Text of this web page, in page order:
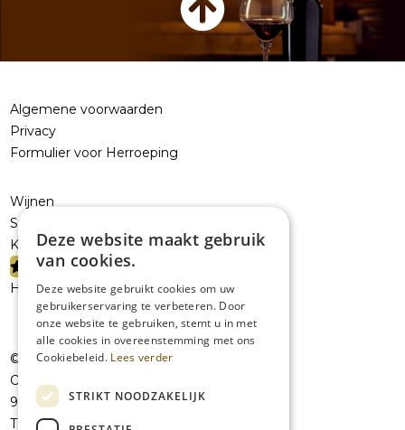
Algemene voorwaarden
Privacy
Formulier voor Herroeping
Wijnen
Sterke dranken
Kelderresten
PROMOTIES
Handelaars
© JolieVOF
Oudenaardsesteenweg 258a
9420 Erpe-Mere
T:
+32 53 41 07 42
Deze website maakt gebruik
van cookies.
Deze website gebruikt cookies om uw
gebruikerservaring te verbeteren. Door
onze website te gebruiken, stemt u in met
alle cookies in overeenstemming met ons
Cookiebeleid. Lees verder
STRIKT NOODZAKELIJK